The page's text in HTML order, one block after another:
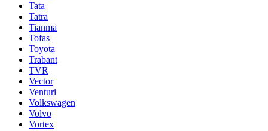
Tata
Tatra
Tianma
Tofas
Toyota
Trabant
TVR
Vector
Venturi
Volkswagen
Volvo
Vortex